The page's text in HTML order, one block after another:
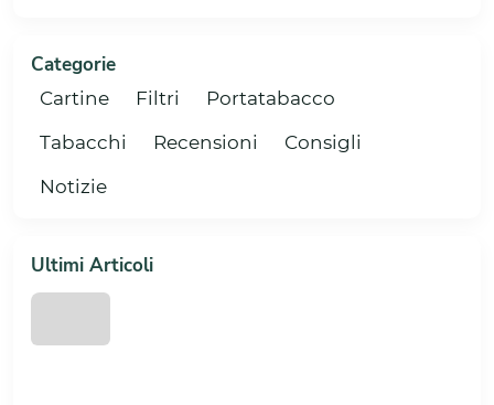
Categorie
Cartine Filtri
Portatabacco
Tabacchi
Recensioni
Consigli
Notizie
Ultimi Articoli